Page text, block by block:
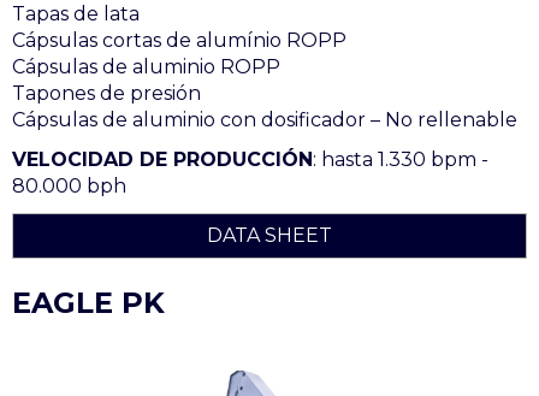
Tapas de lata
Cápsulas cortas de alumínio ROPP
Cápsulas de aluminio ROPP
Tapones de presión
Cápsulas de aluminio con dosificador – No rellenable
VELOCIDAD DE PRODUCCIÓN: hasta 1.330 bpm -
80.000 bph
DATA SHEET
EAGLE PK